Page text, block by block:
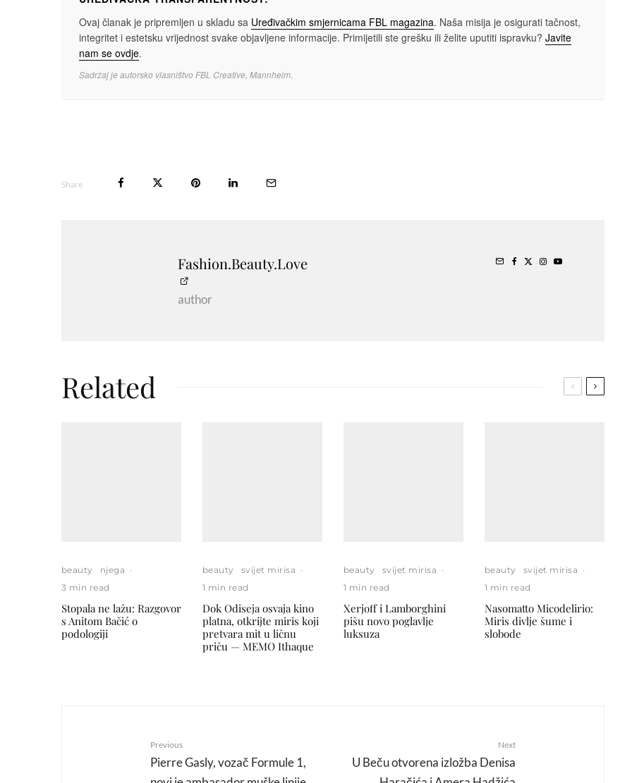
Ovaj članak je pripremljen u skladu sa Uređivačkim smjernicama FBL magazina. Naša misija je osigurati tačnost,
integritet i estetsku vrijednost svake objavljene informacije. Primijetili ste grešku ili želite uputiti ispravku? Javite
nam se ovdje.
Sadržaj je autorsko vlasništvo FBL Creative, Mannheim.
Share
Fashion.Beauty.Love
author
Related
beauty njega ·
3 min read
Stopala ne lažu: Razgovor
s Anitom Bačić o
podologiji
beauty svijet mirisa ·
1 min read
Dok Odiseja osvaja kino
platna, otkrijte miris koji
pretvara mit u ličnu
priču — MEMO Ithaque
beauty svijet mirisa ·
1 min read
Xerjoff i Lamborghini
pišu novo poglavlje
luksuza
beauty svijet mirisa ·
1 min read
Nasomatto Micodelirio:
Miris divlje šume i
slobode
Previous
Pierre Gasly, vozač Formule 1,
Next
U Beču otvorena izložba Denisa